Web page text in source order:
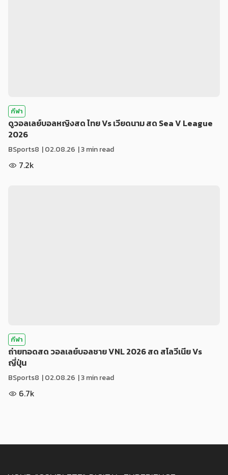
กีฬา
ดูวอลเลย์บอลหญิงสด ไทย Vs เวียดนาม สด Sea V League
2026
BSports8 |02.08.26 | 3 min read
7.2k
กีฬา
ถ่ายทอดสด วอลเลย์บอลชาย VNL 2026 สด สโลวีเนีย Vs
ญี่ปุ่น
BSports8 |02.08.26 | 3 min read
6.7k